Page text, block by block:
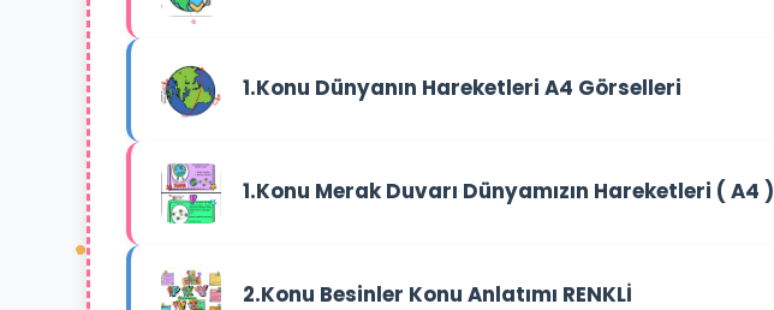
1.Konu Dünyanın Hareketleri A4 Görselleri
1.Konu Merak Duvarı Dünyamızın Hareketleri ( A4 )
2.Konu Besinler Konu Anlatımı RENKLİ